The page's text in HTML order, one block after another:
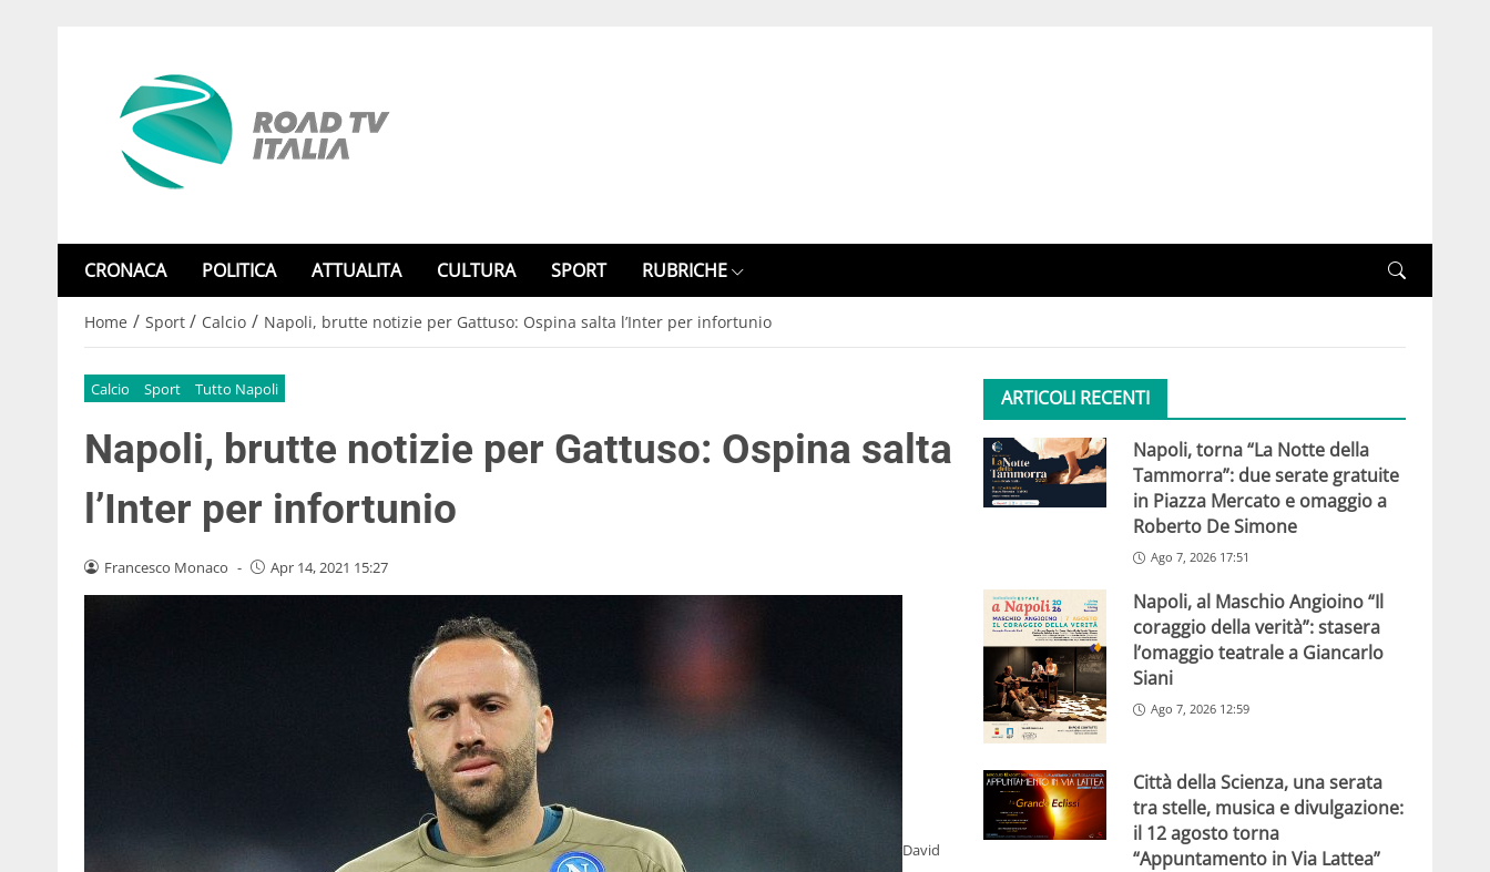
CRONACA POLITICA ATTUALITA CULTURA SPORT RUBRICHE
Home / Sport / Calcio / Napoli, brutte notizie per Gattuso: Ospina salta l’Inter per infortunio
Calcio Sport Tutto Napoli
Napoli, brutte notizie per Gattuso: Ospina salta
l’Inter per infortunio
Francesco Monaco - Apr 14, 2021 15:27
David
ARTICOLI RECENTI
Napoli, torna “La Notte della
Tammorra”: due serate gratuite
in Piazza Mercato e omaggio a
Roberto De Simone
Ago 7, 2026 17:51
Napoli, al Maschio Angioino “Il
coraggio della verità”: stasera
l’omaggio teatrale a Giancarlo
Siani
Ago 7, 2026 12:59
Città della Scienza, una serata
tra stelle, musica e divulgazione:
il 12 agosto torna
“Appuntamento in Via Lattea”